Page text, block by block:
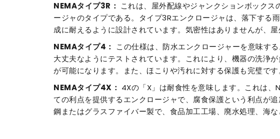
NEMAタイプ3R： これは、屋外配線やジャンクションボック
ージャのタイプである。タイプ3Rエンクロージャは、落下する
成に耐えるように設計されています。気密性はありませんが、屋
NEMAタイプ4：
この仕様は、防水エンクロージャーを意味す
大丈夫なようにテストされています。これにより、機器の洗浄
が可能になります。また、ほこりや汚れに対する保護も完璧です
NEMAタイプ4X： 4Xの「X」は耐食性を意味します。これは
ての利点を提供するエンクロージャで、腐食保護という利点が
鋼またはグラスファイバー製で、食品加工工場、廃水処理、海な